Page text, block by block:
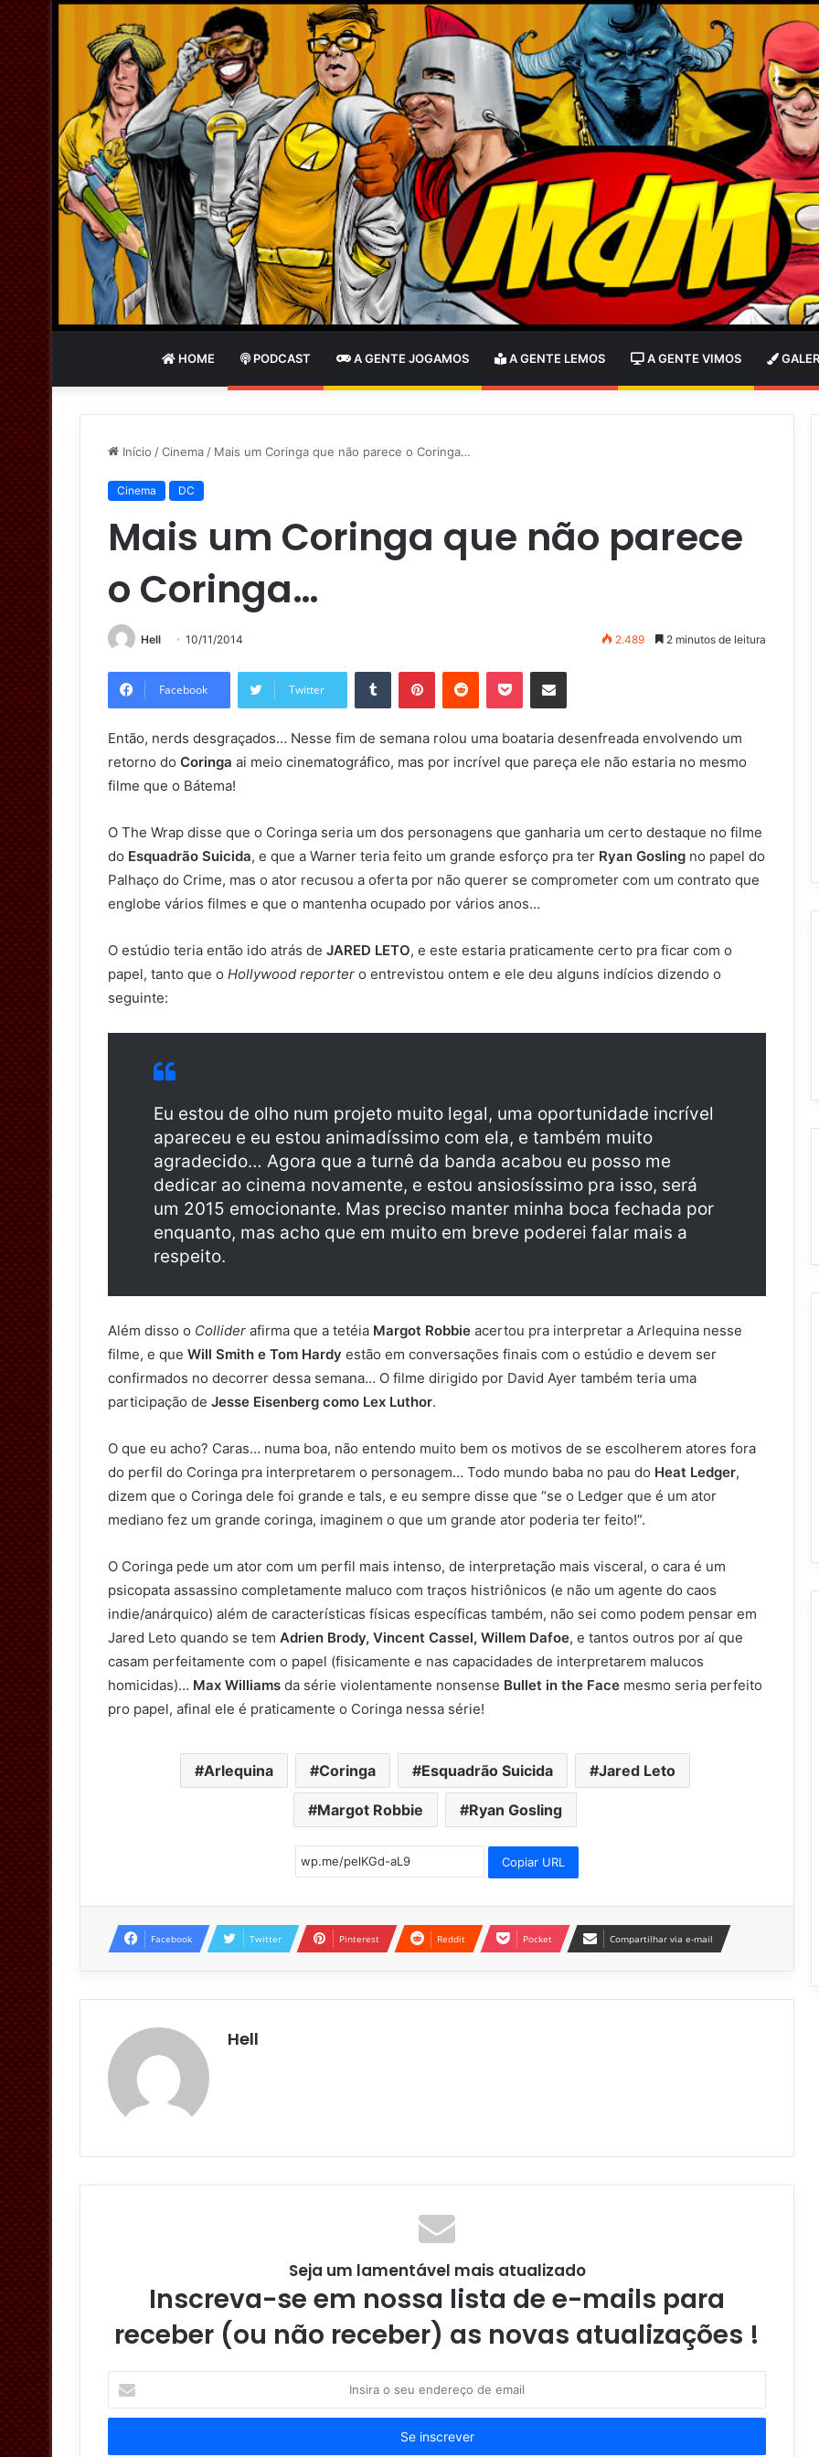
HOME PODCAST A GENTE JOGAMOS A GENTE LEMOS A GENTE VIMOS
Início /Cinema / Mais um Coringa que não parece o Coringa…
Cinema DC
Mais um Coringa que não parece
o Coringa…
Hell 10/11/2014 2.489 2 minutos de leitura
Facebook Twitter
Então, nerds desgraçados… Nesse fim de semana rolou uma boataria desenfreada envolvendo um
retorno do Coringa ai meio cinematográfico, mas por incrível que pareça ele não estaria no mesmo
filme que o Bátema!
O The Wrap disse que o Coringa seria um dos personagens que ganharia um certo destaque no filme
do Esquadrão Suicida, e que a Warner teria feito um grande esforço pra ter Ryan Gosling no papel do
Palhaço do Crime, mas o ator recusou a oferta por não querer se comprometer com um contrato que
englobe vários filmes e que o mantenha ocupado por vários anos…
O estúdio teria então ido atrás de JARED LETO, e este estaria praticamente certo pra ficar com o
papel, tanto que o Hollywood reporter o entrevistou ontem e ele deu alguns indícios dizendo o
seguinte:
Eu estou de olho num projeto muito legal, uma oportunidade incrível
apareceu e eu estou animadíssimo com ela, e também muito
agradecido… Agora que a turnê da banda acabou eu posso me
dedicar ao cinema novamente, e estou ansiosíssimo pra isso, será
um 2015 emocionante. Mas preciso manter minha boca fechada por
enquanto, mas acho que em muito em breve poderei falar mais a
respeito.
Além disso o Collider afirma que a tetéia Margot Robbie acertou pra interpretar a Arlequina nesse
filme, e que Will Smith e Tom Hardy estão em conversações finais com o estúdio e devem ser
confirmados no decorrer dessa semana… O filme dirigido por David Ayer também teria uma
participação de Jesse Eisenberg como Lex Luthor.
O que eu acho? Caras… numa boa, não entendo muito bem os motivos de se escolherem atores fora
do perfil do Coringa pra interpretarem o personagem… Todo mundo baba no pau do Heat Ledger,
dizem que o Coringa dele foi grande e tals, e eu sempre disse que “se o Ledger que é um ator
mediano fez um grande coringa, imaginem o que um grande ator poderia ter feito!”.
O Coringa pede um ator com um perfil mais intenso, de interpretação mais visceral, o cara é um
psicopata assassino completamente maluco com traços histriônicos (e não um agente do caos
indie/anárquico) além de características físicas específicas também, não sei como podem pensar em
Jared Leto quando se tem Adrien Brody, Vincent Cassel, Willem Dafoe, e tantos outros por aí que
casam perfeitamente com o papel (fisicamente e nas capacidades de interpretarem malucos
homicidas)… Max Williams da série violentamente nonsense Bullet in the Face mesmo seria perfeito
pro papel, afinal ele é praticamente o Coringa nessa série!
Arlequina Coringa Esquadrão Suicida Jared Leto
Margot Robbie Ryan Gosling
Copiar URL
Facebook Twitter Pinterest Reddit Pocket Compartilhar via e-mail
Hell
Seja um lamentável mais atualizado
Inscreva-se em nossa lista de e-mails para
receber (ou não receber) as novas atualizações !
s